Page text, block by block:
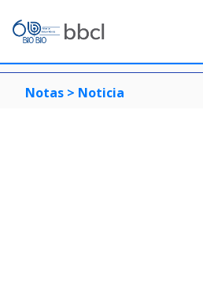
Notas > Noticia